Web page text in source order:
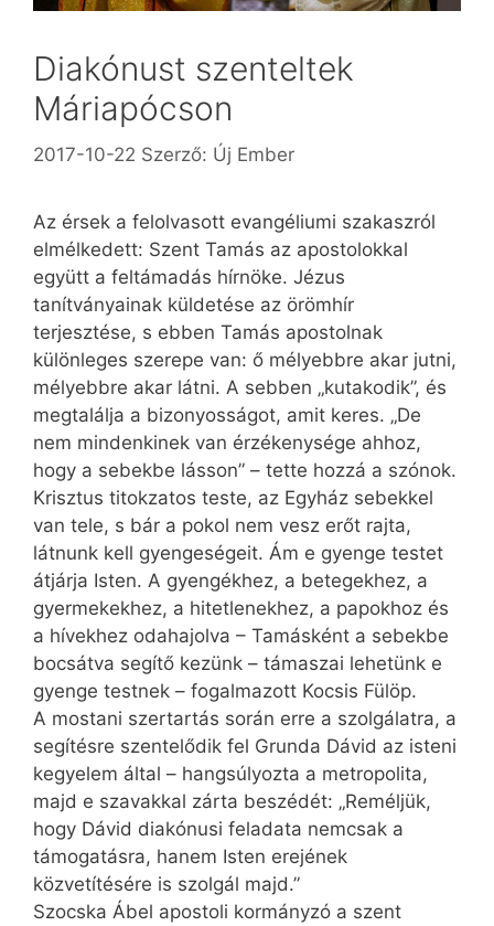
Diakónust szenteltek
Máriapócson
2017-10-22 Szerző: Új Ember
Az érsek a felolvasott evangéliumi szakaszról
elmélkedett: Szent Tamás az apostolokkal
együtt a feltámadás hírnöke. Jézus
tanítványainak küldetése az örömhír
terjesztése, s ebben Tamás apostolnak
különleges szerepe van: ő mélyebbre akar jutni,
mélyebbre akar látni. A sebben „kutakodik”, és
megtalálja a bizonyosságot, amit keres. „De
nem mindenkinek van érzékenysége ahhoz,
hogy a sebekbe lásson” – tette hozzá a szónok.
Krisztus titokzatos teste, az Egyház sebekkel
van tele, s bár a pokol nem vesz erőt rajta,
látnunk kell gyengeségeit. Ám e gyenge testet
átjárja ­Isten. A gyengékhez, a betegekhez, a
gyermekekhez, a hitetlenekhez, a papokhoz és
a hívekhez odahajolva – Tamásként a sebekbe
bocsátva segítő kezünk – támaszai lehetünk e
gyenge testnek – fogalmazott Kocsis Fülöp.
A mostani szertartás során erre a szolgálatra, a
segítésre szentelődik fel Grunda Dávid az isteni
kegyelem által – hangsúlyozta a metropolita,
majd e szavakkal zárta beszédét: „Reméljük,
hogy Dávid diakónusi feladata nemcsak a
támogatásra, hanem Isten erejének
közvetítésére is szolgál majd.”
Szocska Ábel apostoli kormányzó a szent